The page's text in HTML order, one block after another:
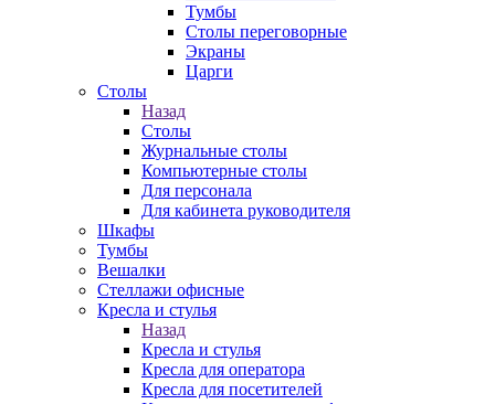
Тумбы
Столы переговорные
Экраны
Царги
Столы
Назад
Столы
Журнальные столы
Компьютерные столы
Для персонала
Для кабинета руководителя
Шкафы
Тумбы
Вешалки
Стеллажи офисные
Кресла и стулья
Назад
Кресла и стулья
Кресла для оператора
Кресла для посетителей